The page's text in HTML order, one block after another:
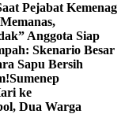
Pejabat Kemenag
Anggota Siap
Skenario Besar
Sapu Bersih
Sumenep
ke
Dua Warga